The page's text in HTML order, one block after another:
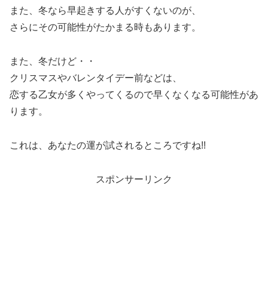
また、冬なら早起きする人がすくないのが、
さらにその可能性がたかまる時もあります。
また、冬だけど・・
クリスマスやバレンタイデー前などは、
恋する乙女が多くやってくるので早くなくなる可能性があ
ります。
これは、あなたの運が試されるところですね!!
スポンサーリンク